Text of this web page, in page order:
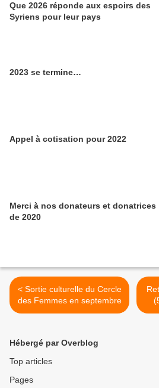
Que 2026 réponde aux espoirs des
Syriens pour leur pays
2023 se termine…
Appel à cotisation pour 2022
Merci à nos donateurs et donatrices
de 2020
< Sortie culturelle du Cercle
des Femmes en septembre
Hébergé par Overblog
Top articles
Pages